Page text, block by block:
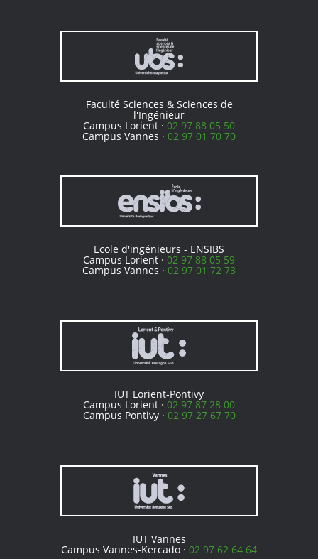
Faculté Sciences & Sciences de
l'Ingénieur
Campus Lorient · 02 97 88 05 50
Campus Vannes · 02 97 01 70 70
Ecole d'ingénieurs - ENSIBS
Campus Lorient · 02 97 88 05 59
Campus Vannes · 02 97 01 72 73
IUT Lorient-Pontivy
Campus Lorient · 02 97 87 28 00
Campus Pontivy · 02 97 27 67 70
IUT Vannes
Campus Vannes-Kercado · 02 97 62 64 64